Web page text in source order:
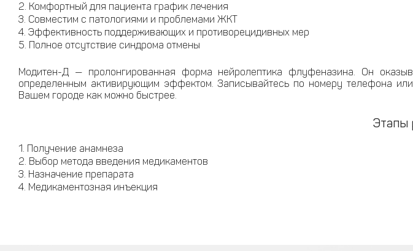
Комфортный для пациента график лечения
Совместим с патологиями и проблемами ЖКТ
Эффективность поддерживающих и противорецидивных мер
Полное отсутствие синдрома отмены
Модитен-Д — пролонгированная форма нейролептика флуфеназина. Он
определенным активирующим эффектом. Записывайтесь по номеру телефона
Вашем городе как можно быстрее.
Этапы
Получение анамнеза
Выбор метода введения медикаментов
Назначение препарата
Медикаментозная инъекция